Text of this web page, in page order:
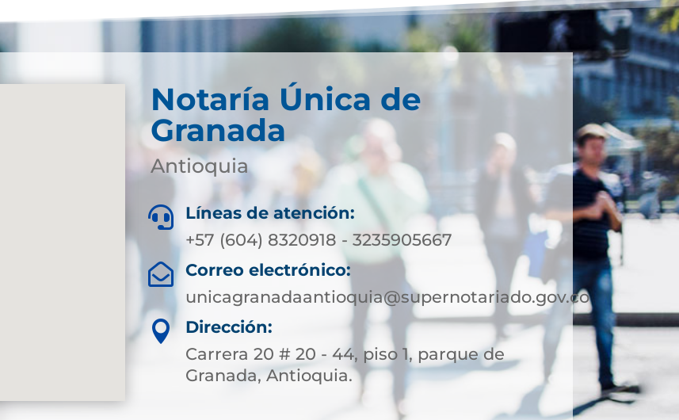
Notaría Única de
Granada
Antioquia

Líneas de atención:
+57 (604) 8320918 - 3235905667

Correo electrónico:
unicagranadaantioquia@supernotariado.gov.co

Dirección:
Carrera 20 # 20 - 44, piso 1, parque de
Granada, Antioquia.